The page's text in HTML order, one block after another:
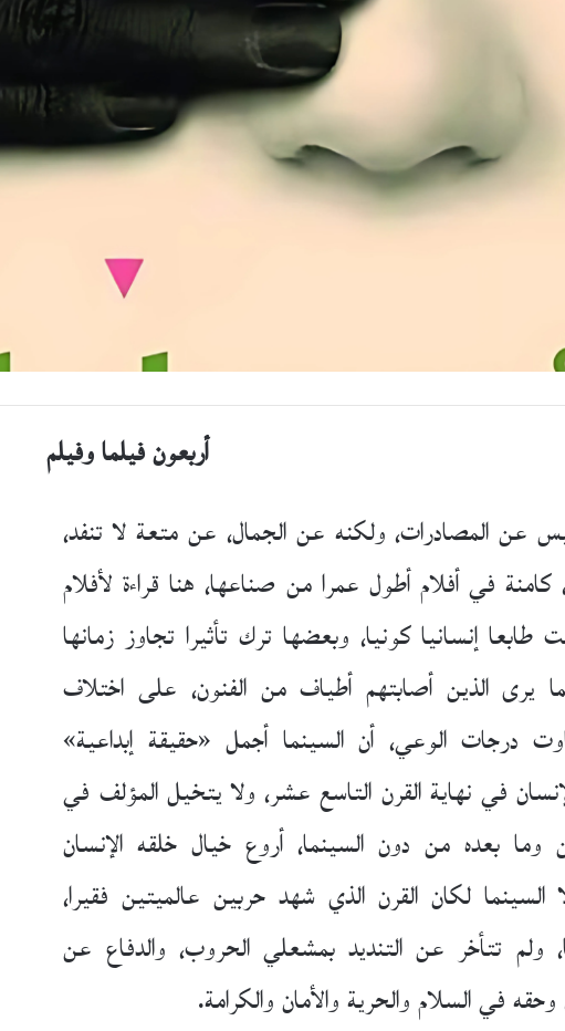
أربعون فيلما وفيلم
عن المصادرات، ولكنه عن الجمال، عن متعة لا تنفد،
كامنة في أفلام أطول عمرا من صناعها، هنا قراءة لأفلام
طابعا إنسانيا كونيا، وبعضها ترك تأثيرا تجاوز زمانها
يرى الذين أصابتهم أطياف من الفنون، على اختلاف
درجات الوعي، أن السينما أجمل «حقيقة إبداعية»
في نهاية القرن التاسع عشر، ولا يتخيل المؤلف في
وما بعده من دون السينما، أروع خيال خلقه الإنسان
السينما لكان القرن الذي شهد حربين عالميتين فقيرا،
ولم تتأخر عن التنديد بمشعلي الحروب، والدفاع عن
في السلام والحرية والأمان والكرامة.